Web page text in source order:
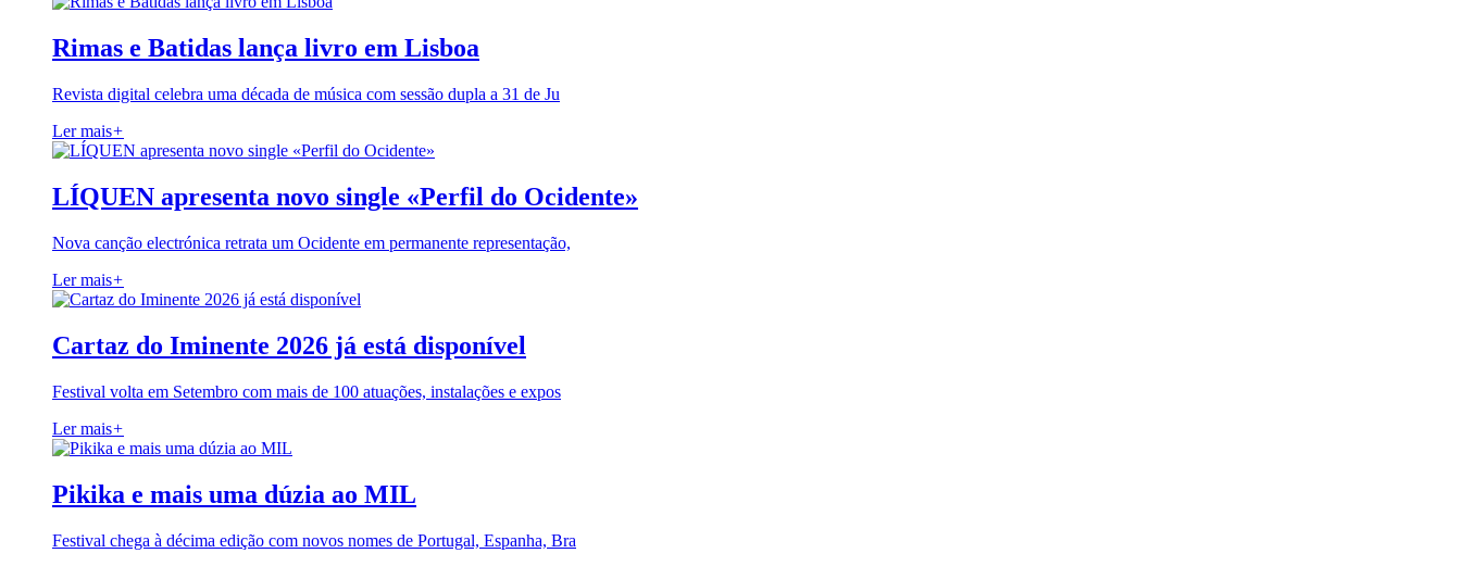
Rimas e Batidas lança livro em Lisboa
Revista digital celebra uma década de música com sessão dupla a 31 de Ju
Ler mais+
LÍQUEN apresenta novo single «Perfil do Ocidente»
Nova canção electrónica retrata um Ocidente em permanente representação,
Ler mais+
Cartaz do Iminente 2026 já está disponível
Festival volta em Setembro com mais de 100 atuações, instalações e expos
Ler mais+
Pikika e mais uma dúzia ao MIL
Festival chega à décima edição com novos nomes de Portugal, Espanha, Bra